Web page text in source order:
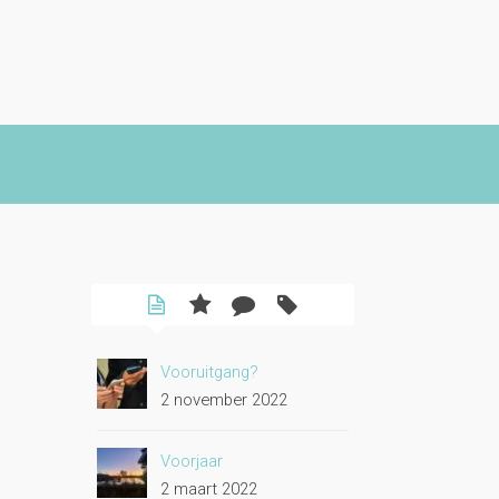
Vooruitgang?
2 november 2022
Voorjaar
2 maart 2022